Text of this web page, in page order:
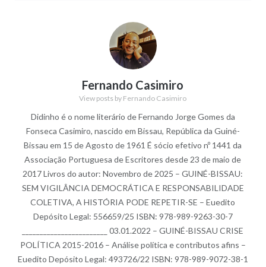
Fernando Casimiro
View posts by Fernando Casimiro
Didinho é o nome literário de Fernando Jorge Gomes da
Fonseca Casimiro, nascido em Bissau, República da Guiné-
Bissau em 15 de Agosto de 1961 É sócio efetivo nº 1441 da
Associação Portuguesa de Escritores desde 23 de maio de
2017 Livros do autor: Novembro de 2025 – GUINÉ-BISSAU:
SEM VIGILÂNCIA DEMOCRÁTICA E RESPONSABILIDADE
COLETIVA, A HISTÓRIA PODE REPETIR-SE – Euedito
Depósito Legal: 556659/25 ISBN: 978-989-9263-30-7
________________________ 03.01.2022 – GUINÉ-BISSAU CRISE
POLÍTICA 2015-2016 – Análise política e contributos afins –
Euedito Depósito Legal: 493726/22 ISBN: 978-989-9072-38-1